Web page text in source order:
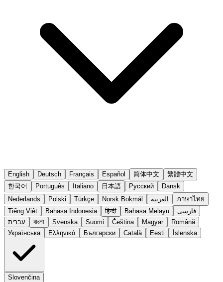
English Deutsch Français Español 简体中文
繁體中文
한국어
Português Italiano 日本語 Русский
Dansk
Nederlands
Polski Türkçe Norsk Bokmål العربية
ภาษาไทย
Tiếng Việt
Bahasa Indonesia हिन्दी Bahasa Melayu
فارسی
עברית
বাংলা Svenska Suomi Čeština Magyar
Română
Українська
Ελληνικά Български Català Eesti Íslenska
Slovenčina